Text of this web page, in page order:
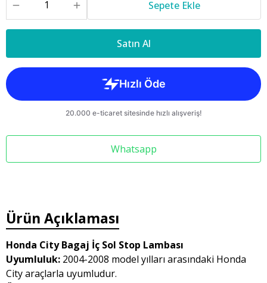
Sepete Ekle
Satın Al
Whatsapp
Ürün Açıklaması
Honda City Bagaj İç Sol Stop Lambası
Uyumluluk: 2004-2008 model yılları arasındaki Honda
City araçlarla uyumludur.